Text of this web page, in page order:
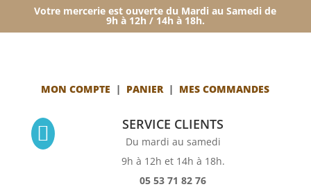
Votre mercerie est ouverte du Mardi au Samedi de
9h à 12h / 14h à 18h.
MON COMPTE | PANIER| MES COMMANDES
 SERVICE CLIENTS
Du mardi au samedi
9h à 12h et 14h à 18h.
05 53 71 82 76